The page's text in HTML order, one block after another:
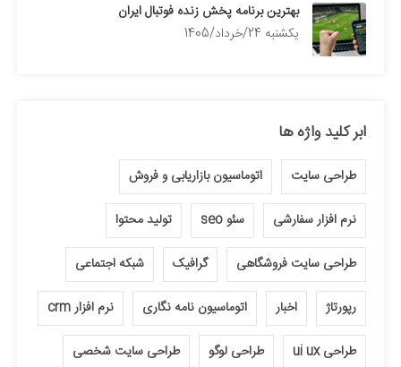
بهترین برنامه پخش زنده فوتبال ایران
يكشنبه 24/خرداد/1405
ابر کلید واژه ها
طراحی سایت اتوماسیون بازاریابی و فروش
نرم افزار سفارشی سئو seo تولید محتوا
طراحی سایت فروشگاهی گرافیک شبکه اجتماعی
رپورتاژ اخبار اتوماسیون نامه نگاری نرم افزار crm
طراحی ui ux طراحی لوگو طراحی سایت شخصی